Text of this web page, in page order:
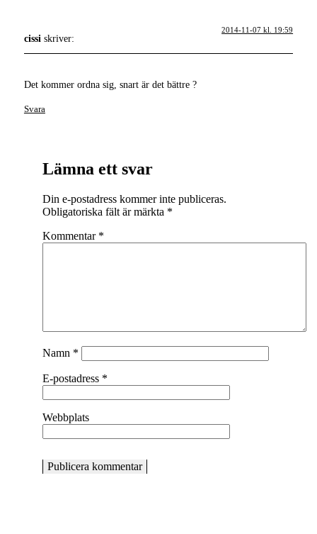
cissi skriver:
2014-11-07 kl. 19:59
Det kommer ordna sig, snart är det bättre ?
Svara
Lämna ett svar
Din e-postadress kommer inte publiceras.
Obligatoriska fält är märkta *
Kommentar *
Namn *
E-postadress *
Webbplats